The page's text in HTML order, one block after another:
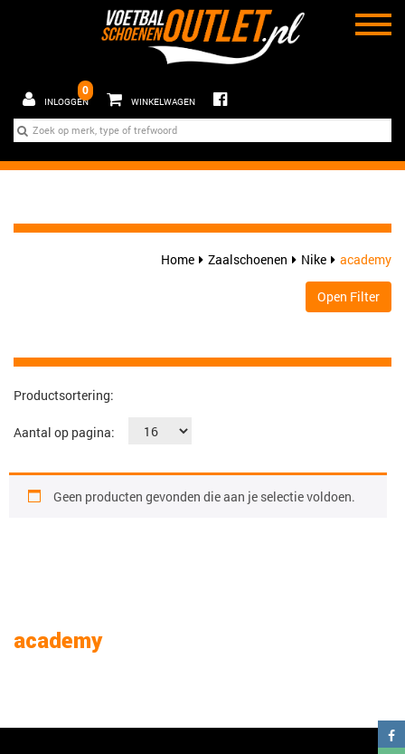
INLOGGEN
0
WINKELWAGEN
Home Zaalschoenen Nike academy
Open Filter
Productsortering:
Aantal op pagina:
Geen producten gevonden die aan je selectie voldoen.
academy